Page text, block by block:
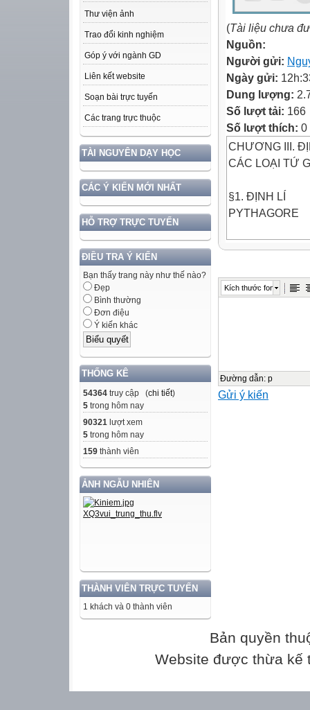
Thư viện ảnh
Trao đổi kinh nghiệm
Góp ý với ngành GD
Liên kết website
Soạn bài trực tuyến
Các trang trực thuộc
TÀI NGUYÊN DẠY HỌC
CÁC Ý KIẾN MỚI NHẤT
HỖ TRỢ TRỰC TUYẾN
ĐIỀU TRA Ý KIẾN
Bạn thấy trang này như thế nào?
Đẹp
Bình thường
Đơn điệu
Ý kiến khác
THỐNG KÊ
54364 truy cập (chi tiết)
5 trong hôm nay
90321 lượt xem
5 trong hôm nay
159 thành viên
ẢNH NGẪU NHIÊN
THÀNH VIÊN TRỰC TUYẾN
1 khách và 0 thành viên
(Tài liệu chưa
Nguồn:
Người gửi:
Ngày gửi:
Dung lượng:
Số lượt tải: 166
Số lượt thích: 0
CHƯƠNG III.
CÁC LOẠI TỨ
§1. ĐỊNH LÍ
PYTHAGORE
diện tích của
Định lí Py-ta-go
Cạnh huyền
Cạnh góc vuông
Kích thước font
Đường dẫn: p
Gửi ý kiến
Bản quyền
Website được thừa